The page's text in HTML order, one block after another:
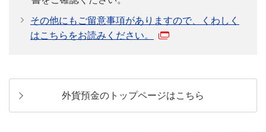
その他にもご留意事項がありますので、くわしく
はこちらをお読みください。
外貨預金のトップページはこちら